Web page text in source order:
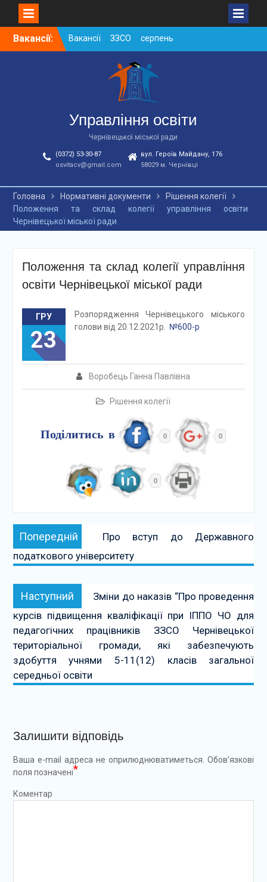
SkipВакансії:
Вакансії ЗЗСО серпень
2026
Вакансії ЗЗСО червень
Вакансії у ЗДО та
дошкільних підрозділах
ЗЗСО станом на
01.08.2026 р.
Управління освіти
Чернівецької міської ради
(0372) 53-30-87
osvitacv@gmail.com
вул. Героїв Майдану, 176
58029 м. Чернівці
Головна Нормативні документи
Рішення колегії
Положення та склад колегії управління освіти
Чернівецької міської ради
Положення та склад колегії управління
освіти Чернівецької міської ради
ГРУ
23
Воробець Ганна Павлівна
Рішення колегії
Розпорядження Чернівецького міського
голови від 20.12.2021р.
№600-р
Поділитись в 0 0
0
Навігація
записів
Попередній Попередній:
Про вступ до Державного
податкового університету
Наступний Наступний:
Зміни до наказів “Про проведення
курсів підвищення кваліфікації при ІППО ЧО для
педагогічних працівників ЗЗСО Чернівецької
територіальної громади, які забезпечують
здобуття учнями 5-11(12) класів загальної
середньої освіти
Залишити відповідь
Ваша e-mail адреса не оприлюднюватиметься. Обов’язкові
поля позначені*
Коментар